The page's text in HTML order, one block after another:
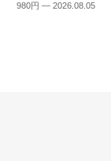
980円 — 2026.08.05